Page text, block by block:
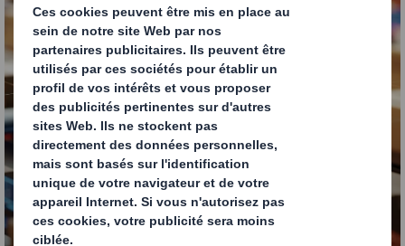
Comment DS Smith peut aider
votre chaîne
d'approvisionnement?